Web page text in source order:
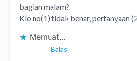
bagian malam?
Klo no(1) tidak benar, pertanyaan
Memuat...
Balas